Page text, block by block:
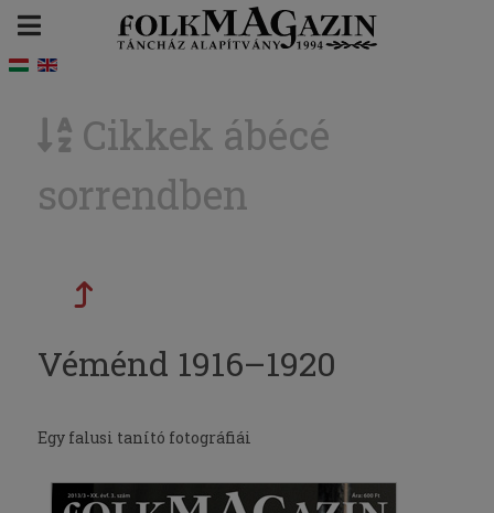
Cikkek ábécé
sorrendben
Véménd 1916–1920
Egy falusi tanító fotográfiái